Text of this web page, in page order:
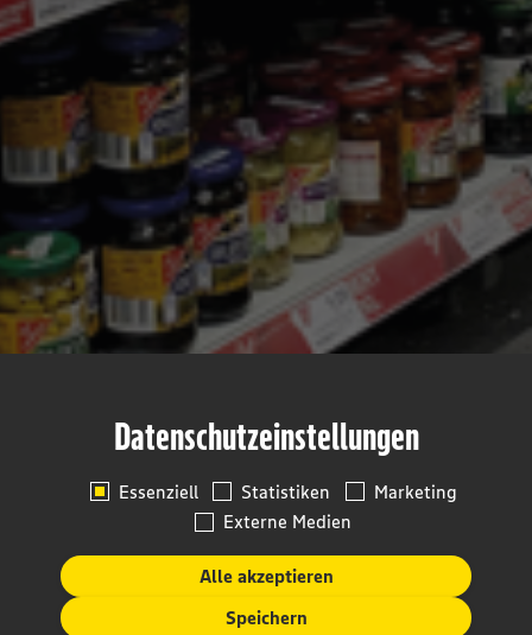
Datenschutzeinstellungen
Essenziell Statistiken
Marketing
Externe Medien
Alle akzeptieren
Speichern